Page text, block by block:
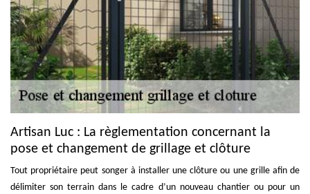
Artisan Luc : La règlementation concernant la
pose et changement de grillage et clôture
Tout propriétaire peut songer à installer une clôture ou une grille afin de
délimiter son terrain dans le cadre d’un nouveau chantier ou pour un